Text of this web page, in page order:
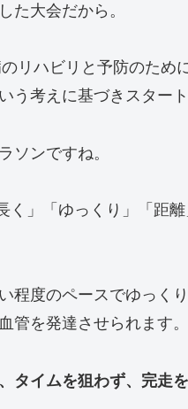
た大会だから。
リハビリと予防のため
う考えに基づきスター
ソンですね。
く」「ゆっくり」「距
程度のペースでゆっく
管を発達させられます。
タイムを狙わず、完走